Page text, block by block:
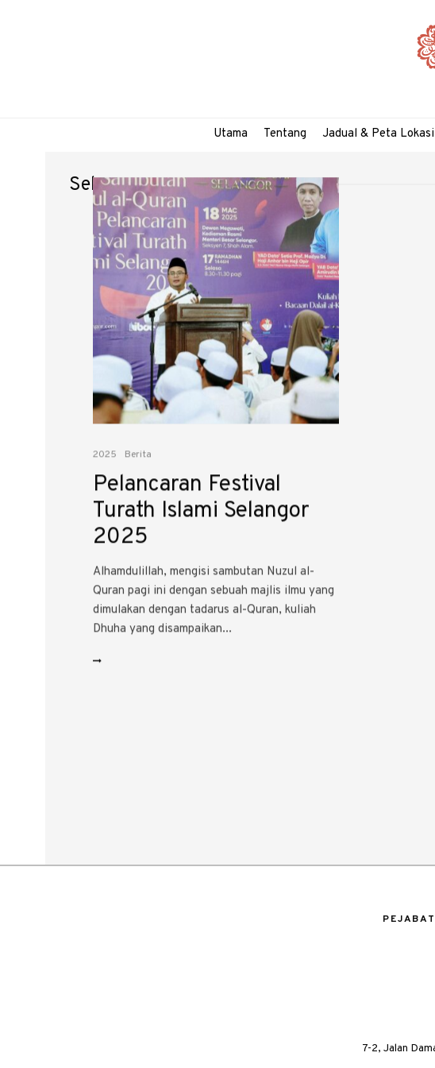
Utama Tentang Jadual & Peta Lokasi
Selangor
2025 Berita
Pelancaran Festival
Turath Islami Selangor
2025
Alhamdulillah, mengisi sambutan Nuzul al-
Quran pagi ini dengan sebuah majlis ilmu yang
dimulakan dengan tadarus al-Quran, kuliah
Dhuha yang disampaikan...
7-2, Jalan